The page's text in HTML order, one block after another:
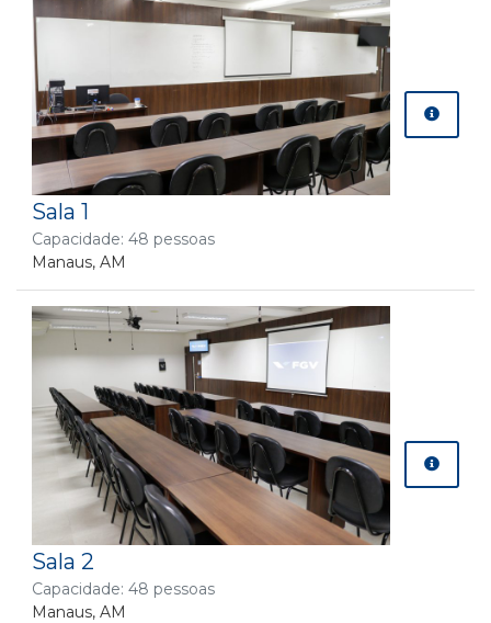
Sala 1
Capacidade: 48 pessoas
Manaus, AM
Sala 2
Capacidade: 48 pessoas
Manaus, AM